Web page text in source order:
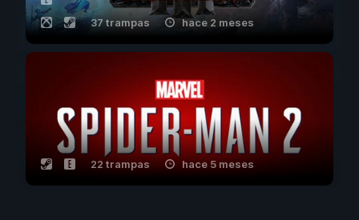
37 trampas hace 2 meses
22 trampas hace 5 meses